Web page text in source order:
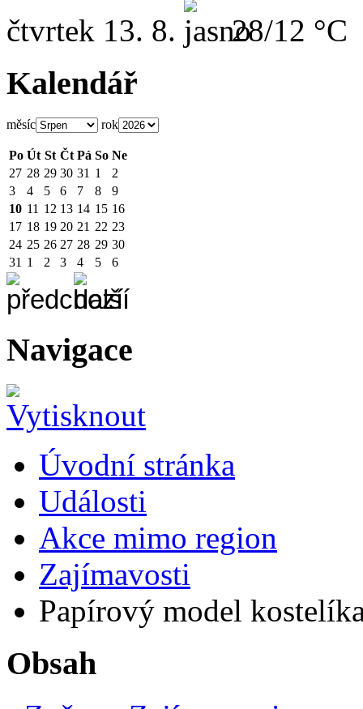
čtvrtek 13. 8. 28/12 °C
Kalendář
měsíc rok
Po Út St Čt Pá So Ne
27 28 29 30 31 1
2
3
4 5 6 7 8
9
10 11 12 13 14 15 16
17 18 19 20 21 22 23
24 25 26 27 28 29 30
31 1 2 3 4 5 6
Navigace
Úvodní stránka
Události
Akce mimo region
Zajímavosti
Papírový model
Obsah